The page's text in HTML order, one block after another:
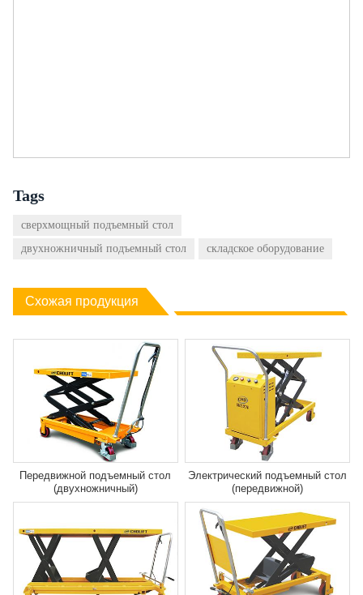
Tags
сверхмощный подъемный стол
двухножничный подъемный стол
складское оборудование
Схожая продукция
Передвижной подъемный стол
(двухножничный)
Электрический подъемный стол
(передвижной)